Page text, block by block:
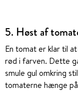
5. Høst af
En tomat er klar til
rød i farven. Dette
smule gul omkring
tomaterne hænge